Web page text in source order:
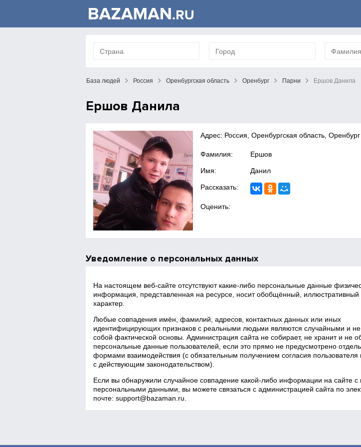
База людей Россия Оренбургская область Оренбург Парни Ершов Данила
Ершов Данила
Адрес: Россия, Оренбургская область, Оренбург
Фамилия: Ершов
Имя: Данил
Рассказать:
Оценить:
Уведомление о персональных данных
На настоящем веб‑сайте отсутствуют какие‑либо персональные данные
информация, представленная на ресурсе, носит обобщённый, иллюстративный
характер.
Любые совпадения имён, фамилий, адресов, контактных данных или иных
идентифицирующих признаков с реальными людьми являются случайными и
собой фактической основы. Администрация сайта не собирает, не хранит и не
персональные данные пользователей, если это прямо не предусмотрено
формами взаимодействия (с обязательным получением согласия пользователя
с действующим законодательством).
Если вы обнаружили случайное совпадение какой‑либо информации на сайте
персональными данными, вы можете связаться с администрацией сайта по
почте:support@bazaman.ru